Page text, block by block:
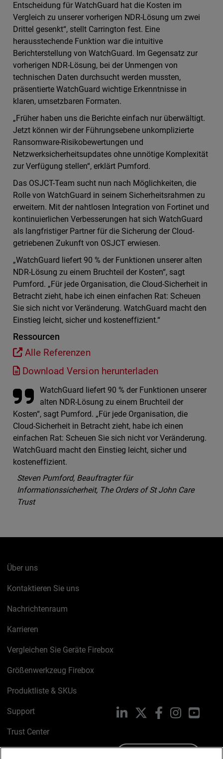
Entscheidung für WatchGuard hat die Kosten im
Vergleich zu unserer vorherigen NDR-Lösung um zwei
Drittel gesenkt“, stellt Carrington fest. Eine
herausstechende Funktion war die intuitive
Berichterstellung von WatchGuard. Im Gegensatz zur
vorherigen NDR-Lösung, bei der Unmengen von
technischen Daten durchsucht werden mussten,
präsentierte WatchGuard wichtige Erkenntnisse in
klaren, umsetzbaren Formaten.
„Früher haben uns die Berichte einfach nur überwältigt.
Jetzt können wir der Führungsebene unkomplizierte
Ransomware-Risikobewertungen und
Netzwerksicherheitsupdates ohne unnötige Komplexität
zur Verfügung stellen“, erklärt Pumford.
Das OSJCT-Team sucht nun nach Möglichkeiten, die
Rolle von WatchGuard in seinem Sicherheitsrahmen zu
erweitern. Mit der nahtlosen Integration von Fortinet und
kontinuierlichen Verbesserungen hat sich WatchGuard
als langfristiger Partner für die Sicherung der Cloud-
getriebenen Zukunft von OSJCT erwiesen.
„WatchGuard liefert 90 % der Funktionen unserer alten
NDR-Lösung zu einem Bruchteil der Kosten“, sagt
Pumford. „Für jede Organisation, die Cloud-Sicherheit in
Betracht zieht, habe ich einen einfachen Rat: Scheuen
Sie sich nicht vor Veränderung. WatchGuard macht den
Einstieg leicht, sicher und kosteneffizient.“
Ressourcen
Alle Referenzen
Download Version herunterladen
WatchGuard liefert 90 % der Funktionen unserer
alten NDR-Lösung zu einem Bruchteil der
Kosten“, sagt Pumford. „Für jede Organisation, die
Cloud-Sicherheit in Betracht zieht, habe ich einen
einfachen Rat: Scheuen Sie sich nicht vor Veränderung.
WatchGuard macht den Einstieg leicht, sicher und
kosteneffizient.
Steven Pumford, Beauftragter für
Informationssicherheit, The Orders of St John Care
Trust
Über uns
Kontaktieren Sie uns
Nachrichtenraum
Karrieren
Vergleichen Sie Geräte Firebox
Größenwerkzeug Firebox
Produktliste & SKUs
Support
Trust Center
LinkedIn FacebookInstagram